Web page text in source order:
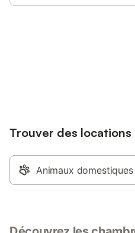
Trouver des locations
Animaux